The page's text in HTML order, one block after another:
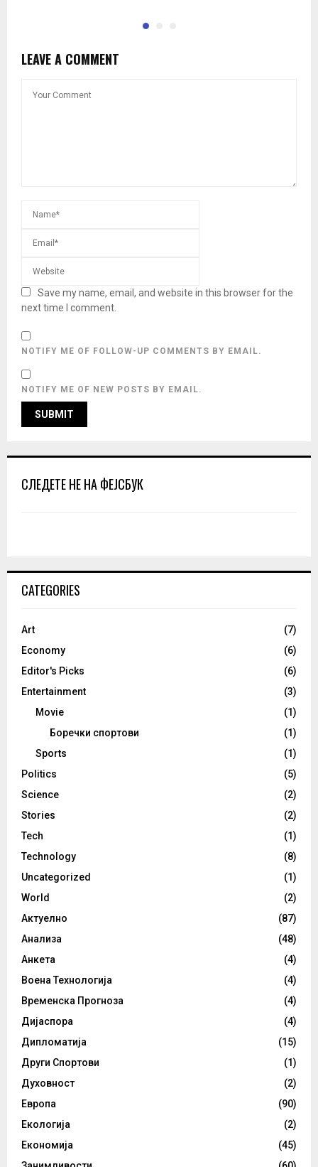
LEAVE A COMMENT
Save my name, email, and website in this browser for the
next time I comment.
NOTIFY ME OF FOLLOW-UP COMMENTS BY EMAIL.
NOTIFY ME OF NEW POSTS BY EMAIL.
СЛЕДЕТЕ НЕ НА ФЕЈСБУК
CATEGORIES
Art
(7)
Economy
(6)
Editor's Picks
(6)
Entertainment
(3)
Movie
(1)
Боречки спортови
(1)
Sports
(1)
Politics
(5)
Science
(2)
Stories
(2)
Tech
(1)
Technology
(8)
Uncategorized
(1)
World
(2)
Актуелно
(87)
Анализа
(48)
Анкета
(4)
Воена Технологија
(4)
Временска Прогноза
(4)
Дијаспора
(4)
Дипломатија
(15)
Други Спортови
(1)
Духовност
(2)
Европа
(90)
Екологија
(2)
Економија
(45)